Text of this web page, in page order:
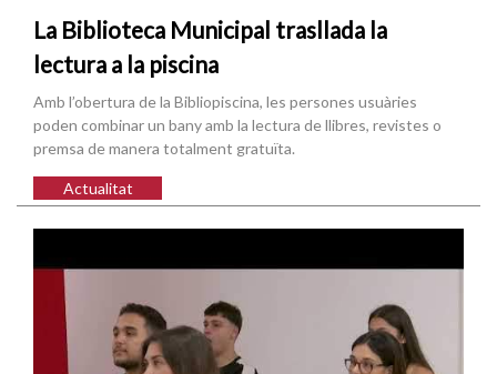
La Biblioteca Municipal trasllada la
lectura a la piscina
Amb l’obertura de la Bibliopiscina, les persones usuàries
poden combinar un bany amb la lectura de llibres, revistes o
premsa de manera totalment gratuïta.
Actualitat